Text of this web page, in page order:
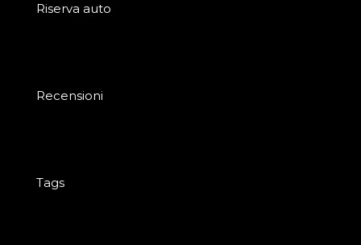
Riserva auto
Recensioni
Tags